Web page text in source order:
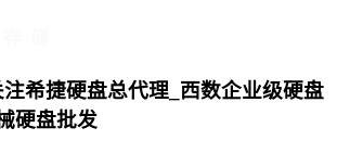
希捷硬盘总代理_西数企业级硬盘
硬盘批发